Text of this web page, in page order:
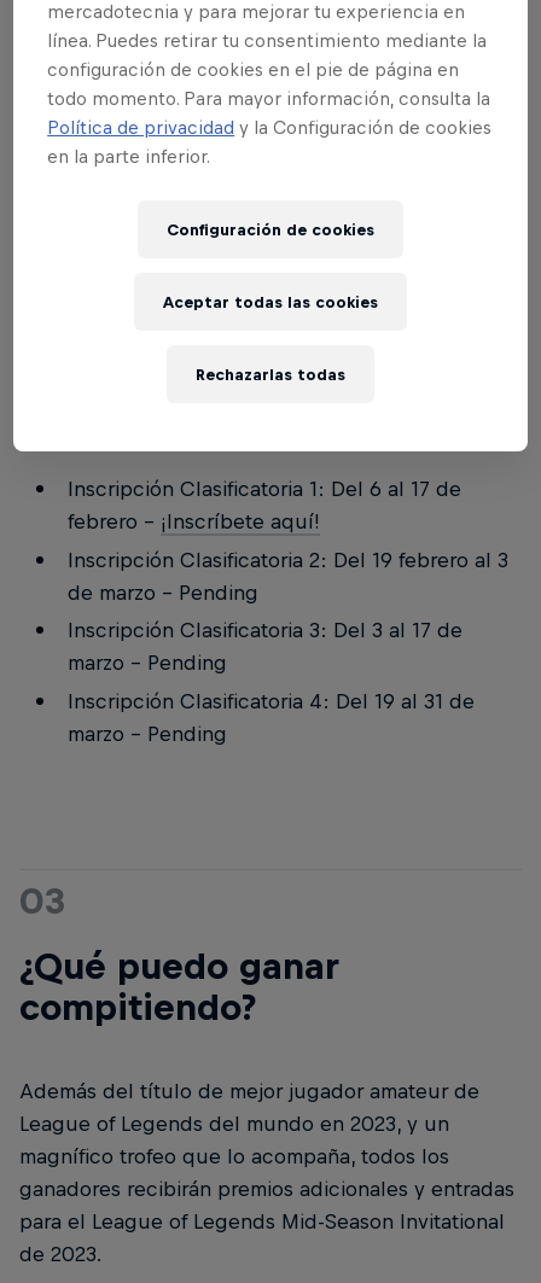
a jugadores de todo el mundo la oportunidad de
celebrar y mostrar sus habilidades de una forma
única.
¿Dónde puedo inscribirme?
Recuerda que este torneo cuenta con 4
Inscripción Clasificatoria 1: Del 6 al 17 de
febrero - ¡Inscríbete aquí!
Inscripción Clasificatoria 2: Del 19 febrero al 3
de marzo - Pending
Inscripción Clasificatoria 3: Del 3 al 17 de
marzo - Pending
Inscripción Clasificatoria 4: Del 19 al 31 de
marzo - Pending
03
¿Qué puedo ganar
compitiendo?
Además del título de mejor jugador amateur de
League of Legends del mundo en 2023, y un
magnífico trofeo que lo acompaña, todos los
ganadores recibirán premios adicionales y entradas
para el League of Legends Mid-Season Invitational
de 2023.
mercadotecnia y para mejorar tu experiencia en
línea. Puedes retirar tu consentimiento mediante la
configuración de cookies en el pie de página en
todo momento. Para mayor información, consulta la
Política de privacidad y la Configuración de cookies
en la parte inferior.
Configuración de cookies
Rechazarlas todas
Aceptar todas las cookies